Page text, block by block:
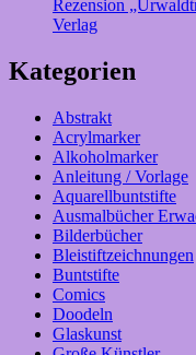
Rezension
Verlag
Kategorien
Abstrakt
Acrylmarker
Alkoholmarker
Anleitung / Vorlage
Aquarellbuntstifte
Ausmalbücher
Bilderbücher
Bleistiftzeichnungen
Buntstifte
Comics
Doodeln
Glaskunst